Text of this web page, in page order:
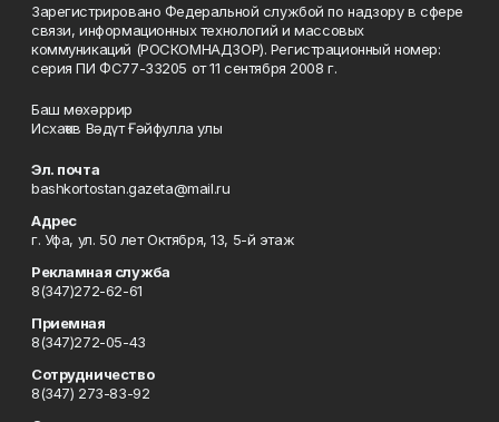
Зарегистрировано Федеральной службой по надзору в сфере
связи, информационных технологий и массовых
коммуникаций (РОСКОМНАДЗОР). Регистрационный номер:
серия ПИ ФС77-33205 от 11 сентября 2008 г.
Баш мөхәррир
Исхаҡов Вәдүт Ғәйфулла улы
Эл. почта
bashkortostan.gazeta@mail.ru
Адрес
г. Уфа, ул. 50 лет Октября, 13, 5-й этаж
Рекламная служба
8(347)272-62-61
Приемная
8(347)272-05-43
Сотрудничество
8(347) 273-83-92